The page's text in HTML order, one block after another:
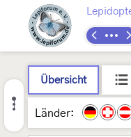
Übersicht
Länder: